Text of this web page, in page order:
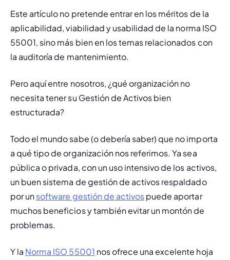
Este artículo no pretende entrar en los méritos de la
aplicabilidad, viabilidad y usabilidad de la norma ISO
55001, sino más bien en los temas relacionados con
la auditoría de mantenimiento.
Pero aquí entre nosotros, ¿qué organización no
necesita tener su Gestión de Activos bien
estructurada?
Todo el mundo sabe (o debería saber) que no importa
a qué tipo de organización nos referimos. Ya sea
pública o privada, con un uso intensivo de los activos,
un buen sistema de gestión de activos respaldado
por un software gestión de activos puede aportar
muchos beneficios y también evitar un montón de
problemas.
Y la Norma ISO 55001 nos ofrece una excelente hoja